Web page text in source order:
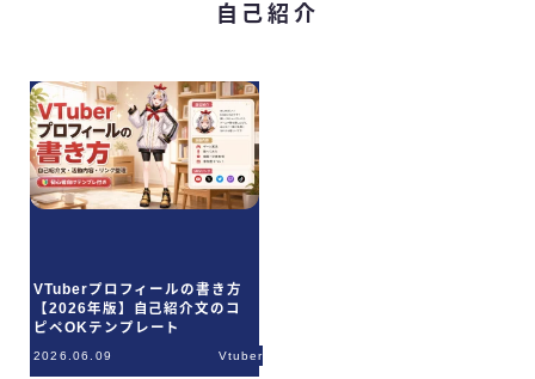
ごあいさつ
映像制作
YouTube
自己紹介
VTuberプロフィールの書き方
【2026年版】自己紹介文のコ
ピペOKテンプレート
2026.06.09 Vtuber